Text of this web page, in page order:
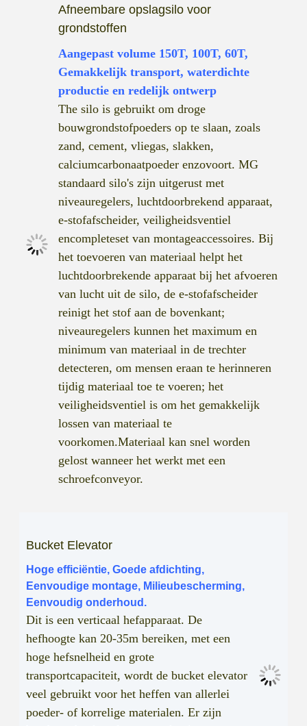
Afneembare opslagsilo voor
grondstoffen
Aangepast volume 150T, 100T, 60T,
Gemakkelijk transport, waterdichte
productie en redelijk ontwerp
The silo is gebruikt om droge
bouwgrondstofpoeders op te slaan, zoals
zand, cement, vliegas, slakken,
calciumcarbonaatpoeder enzovoort. MG
standaard silo's zijn uitgerust met
niveauregelers, luchtdoorbrekend apparaat,
e-stofafscheider, veiligheidsventiel
encompleteset van montageaccessoires. Bij
het toevoeren van materiaal helpt het
luchtdoorbrekende apparaat bij het afvoeren
van lucht uit de silo, de e-stofafscheider
reinigt het stof aan de bovenkant;
niveauregelers kunnen het maximum en
minimum van materiaal in de trechter
detecteren, om mensen eraan te herinneren
tijdig materiaal toe te voeren; het
veiligheidsventiel is om het gemakkelijk
lossen van materiaal te
voorkomen.Materiaal kan snel worden
gelost wanneer het werkt met een
schroefconveyor.
Bucket Elevator
Hoge efficiëntie, Goede afdichting,
Eenvoudige montage, Milieubescherming,
Eenvoudig onderhoud.
Dit is een verticaal hefapparaat. De
hefhoogte kan 20-35m bereiken, met een
hoge hefsnelheid en grote
transportcapaciteit, wordt de bucket elevator
veel gebruikt voor het heffen van allerlei
poeder- of korrelige materialen. Er zijn